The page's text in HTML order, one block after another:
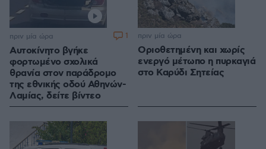
Αυτοκίνητο βγήκε
φορτωμένο σχολικά
θρανία στον παράδρομο
της εθνικής οδού Αθηνών-
Λαμίας, δείτε βίντεο
πριν μία ώρα 1
Οριοθετημένη και χωρίς
ενεργό μέτωπο η πυρκαγιά
στο Καρύδι Σητείας
πριν μία ώρα